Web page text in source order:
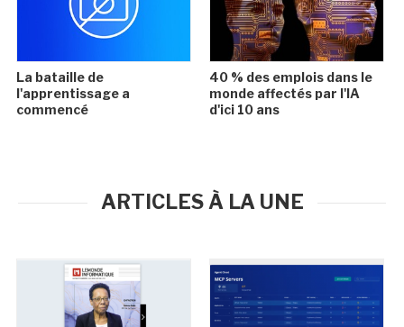
La bataille de
l'apprentissage a
commencé
40 % des emplois dans le
monde affectés par l'IA
d'ici 10 ans
ARTICLES À LA UNE